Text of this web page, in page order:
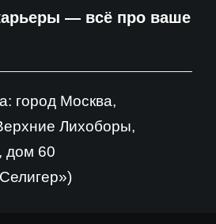
— всё про ваше
город Москва,
Лихоборы,
дом 60